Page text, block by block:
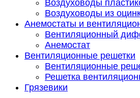
Воздуховоды
Воздуховоды из
Анемостаты и
Вентиляционный
Анемостат
Вентиляционные решетки
Вентиляционные
Решетка
Грязевики